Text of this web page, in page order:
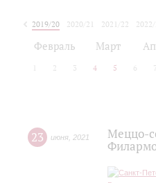
2019/20 2020/21 2021/22
Февраль Март
2 3 4 5 6 7
23 июня 2021
Меццо-